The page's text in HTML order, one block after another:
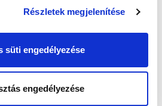
Részletek megjelenítése
süti engedélyezése
engedélyezése